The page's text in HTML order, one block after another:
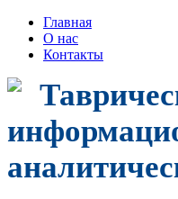
Главная
О нас
Контакты